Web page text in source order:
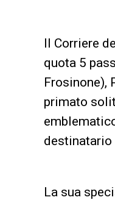
Il Corriere
quota 5
Frosinone),
primato
destinatario
La sua